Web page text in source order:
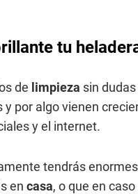
tu
de limpieza sin
por algo vienen
y el internet.
tendrás
en casa, o que en